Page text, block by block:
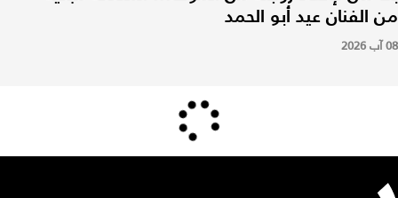
من الفنان عيد أبو الحمد
08 آب 2026